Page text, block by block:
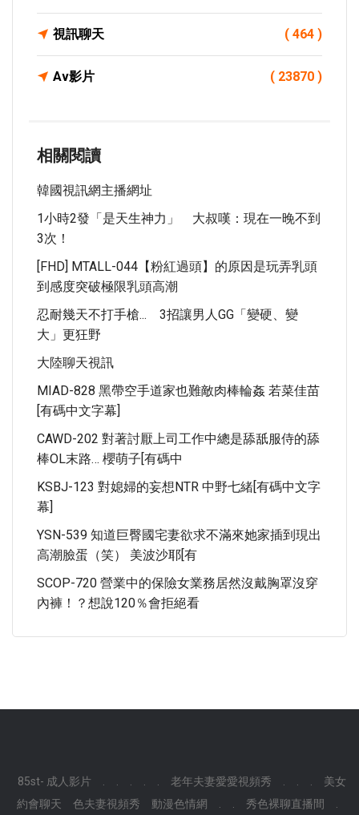
視訊聊天 ( 464 )
Av影片 ( 23870 )
相關閱讀
韓國視訊網主播網址
1小時2發「是天生神力」 大叔嘆：現在一晚不到
3次！
[FHD] MTALL-044【粉紅過頭】的原因是玩弄乳頭
到感度突破極限乳頭高潮
忍耐幾天不打手槍... 3招讓男人GG「變硬、變
大」更狂野
大陸聊天視訊
MIAD-828 黑帶空手道家也難敵肉棒輪姦 若菜佳苗
[有碼中文字幕]
CAWD-202 對著討厭上司工作中總是舔舐服侍的舔
棒OL末路… 櫻萌子[有碼中
KSBJ-123 對媳婦的妄想NTR 中野七緒[有碼中文字
幕]
YSN-539 知道巨臀國宅妻欲求不滿來她家插到現出
高潮臉蛋（笑） 美波沙耶[有
SCOP-720 營業中的保險女業務居然沒戴胸罩沒穿
內褲！？想說120％會拒絕看
85st- 成人影片 老年夫妻愛愛視頻秀
美女
約會聊天
色夫妻視頻秀 動漫色情網 秀色裸聊直播間